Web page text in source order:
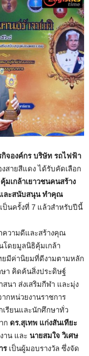
จองค์กร บริษัท รถไฟฟ้า
สายสีแดง ได้รับคัดเลือก
มเกล้าเยาวชนคนสร้าง
และสนับสนุน ทำคุณ
ป็นครั้งที่ 7 แล้วสำหรับปีนี้
ความดีและสร้างคุณ
โดยมูลนิธิคุ้มเกล้า
ยมีค่านิยมที่ดีงามตามหลัก
า คิดค้นสิ่งประดิษฐ์
า ส่งเสริมกีฬา และมุ่ง
หน่วยงานราชการ
เรียนและนักศึกษาทั่ว
ก ดร.สุเทพ แก่งสันเทียะ
าน และ นายสมใจ วิเศษ
ร เป็นผู้มอบรางวัล ซึ่งจัด